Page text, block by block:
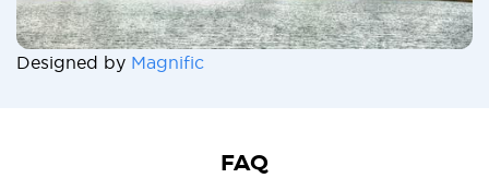
Designed by Magnific
FAQ